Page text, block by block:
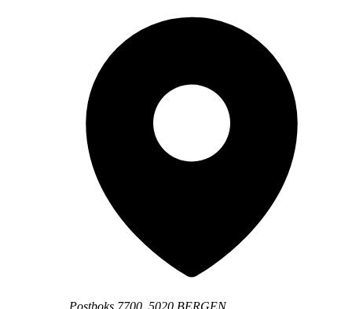
Postboks 7700, 5020 BERGEN